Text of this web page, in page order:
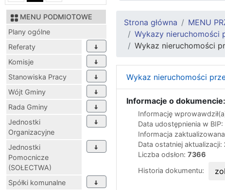
MENU PODMIOTOWE
Plany ogólne
Referaty
Komisje
Stanowiska Pracy
Wójt Gminy
Rada Gminy
Jednostki
Organizacyjne
Jednostki
Pomocnicze
(SOŁECTWA)
Spółki komunalne
Strona główna MENU
Wykazy nieruchomości
Wykaz nieruchomości
Wykaz nieruchomości
Informacje o dokumencie:
Informację
Data udostępnienia w BIP:
Informacja
Data ostatniej aktualizacji:
Liczba odsłon: 7366
Historia dokumentu: